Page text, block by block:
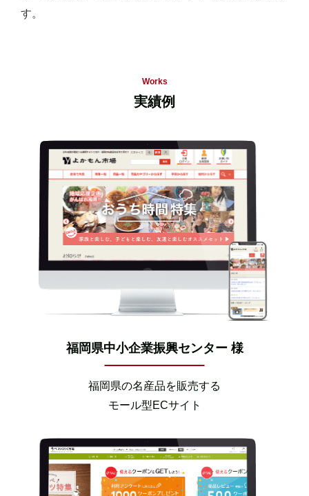
す。
Works
実績例
福岡県中小企業振興センター 様
福岡県の名産品を販売する
モール型ECサイト